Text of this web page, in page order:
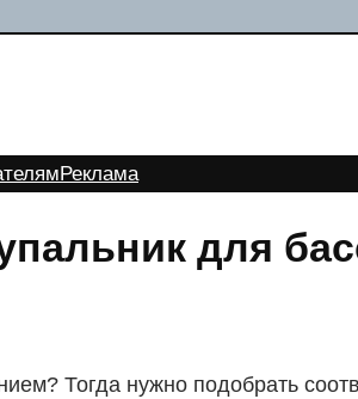
Реклама
для
Тогда нужно подобрать